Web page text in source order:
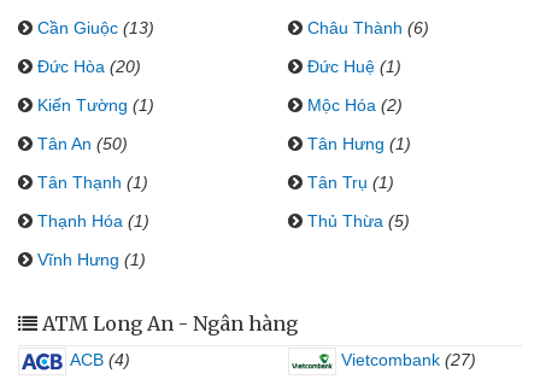
Cần Giuộc (13) Châu Thành (6)
Đức Hòa (20) Đức Huệ (1)
Kiến Tường (1) Mộc Hóa (2)
Tân An (50) Tân Hưng (1)
Tân Thạnh (1) Tân Trụ (1)
Thạnh Hóa (1) Thủ Thừa (5)
Vĩnh Hưng (1)
ATM Long An - Ngân hàng
ACB (4) Vietcombank (27)